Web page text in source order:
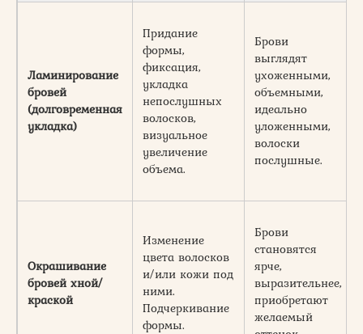
Ламинирование
бровей
(долговременная
укладка)
Придание
формы,
фиксация,
укладка
непослушных
волосков,
визуальное
увеличение
объема.
Брови
выглядят
ухоженными,
объемными,
идеально
уложенными,
волоски
послушные.
Окрашивание
бровей хной/
краской
Изменение
цвета волосков
и/или кожи под
ними.
Подчеркивание
формы.
Брови
становятся
ярче,
выразительнее,
приобретают
желаемый